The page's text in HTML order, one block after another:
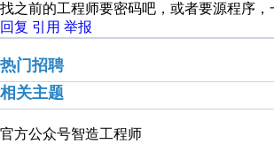
找之前的工程师要密码吧，或者要源程序
回复 引用 举报
热门招聘
相关主题
官方公众号智造工程师